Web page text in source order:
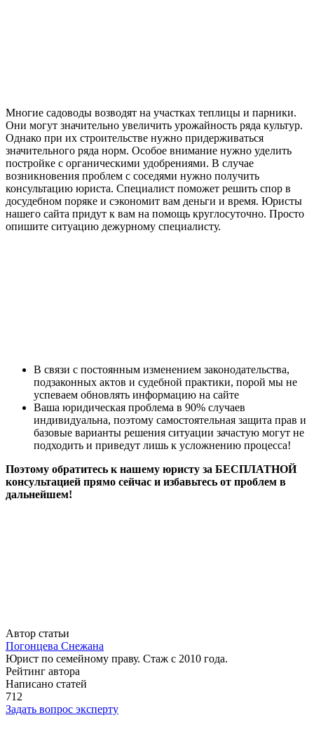
Многие садоводы возводят на участках теплицы и парники.
Они могут значительно увеличить урожайность ряда культур.
Однако при их строительстве нужно придерживаться
значительного ряда норм. Особое внимание нужно уделить
постройке с органическими удобрениями. В случае
возникновения проблем с соседями нужно получить
консультацию юриста. Специалист поможет решить спор в
досудебном поряке и сэкономит вам деньги и время. Юристы
нашего сайта придут к вам на помощь круглосуточно. Просто
опишите ситуацию дежурному специалисту.
В связи с постоянным изменением законодательства,
подзаконных актов и судебной практики, порой мы не
успеваем обновлять информацию на сайте
Ваша юридическая проблема в 90% случаев
индивидуальна, поэтому самостоятельная защита прав и
базовые варианты решения ситуации зачастую могут не
подходить и приведут лишь к усложнению процесса!
Поэтому обратитесь к нашему юристу за БЕСПЛАТНОЙ
консультацией прямо сейчас и избавьтесь от проблем в
дальнейшем!
Автор статьи
Погонцева Снежана
Юрист по семейному праву. Стаж с 2010 года.
Рейтинг автора
Написано статей
712
Задать вопрос эксперту